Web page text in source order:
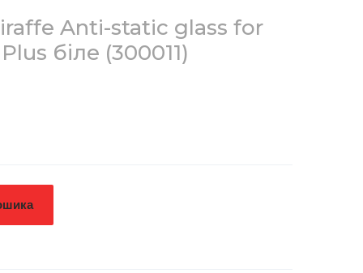
Anti-static glass for
біле (300011)